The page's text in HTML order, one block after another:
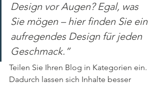
Design vor Augen? Egal, was
Sie mögen – hier finden Sie ein
aufregendes Design für jeden
Geschmack.”
Teilen Sie Ihren Blog in Kategorien ein.
Dadurch lassen sich Inhalte besser